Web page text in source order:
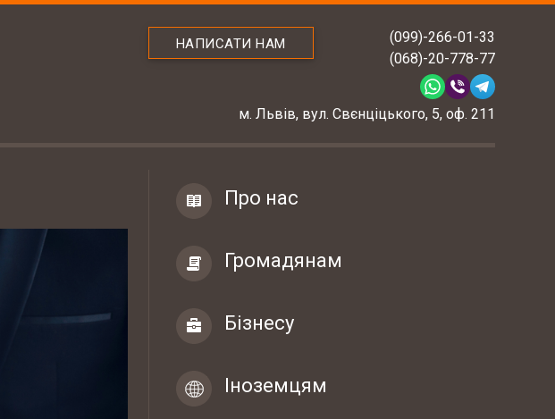
НАПИСАТИ НАМ
(099)-266-01-33
(068)-20-778-77
м. Львів, вул. Свєнціцького, 5, оф. 211
Про нас
Громадянам
Бізнесу
Іноземцям